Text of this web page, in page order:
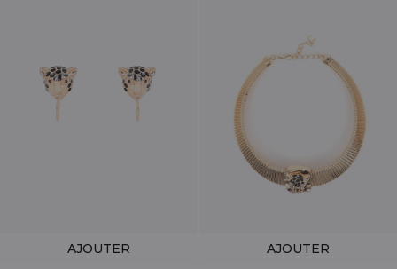
AJOUTER
AJOUTER